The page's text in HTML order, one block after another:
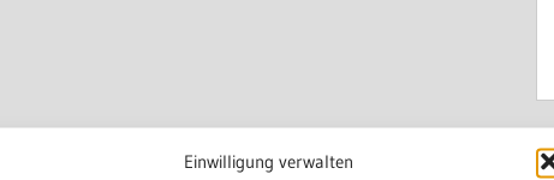
Einwilligung verwalten